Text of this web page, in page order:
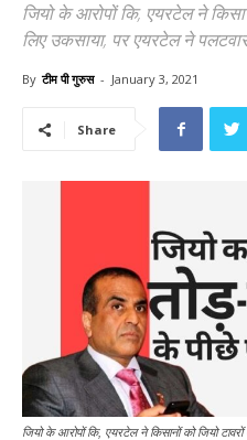
जियो के आरोपों कि, एयरटेल ने
लिए उकसाया, पर एयरटेल ने
By टीम पी गुरुस - January 3, 2021
Share
जियो के आरोपों कि, एयरटेल ने किसानों को जियो